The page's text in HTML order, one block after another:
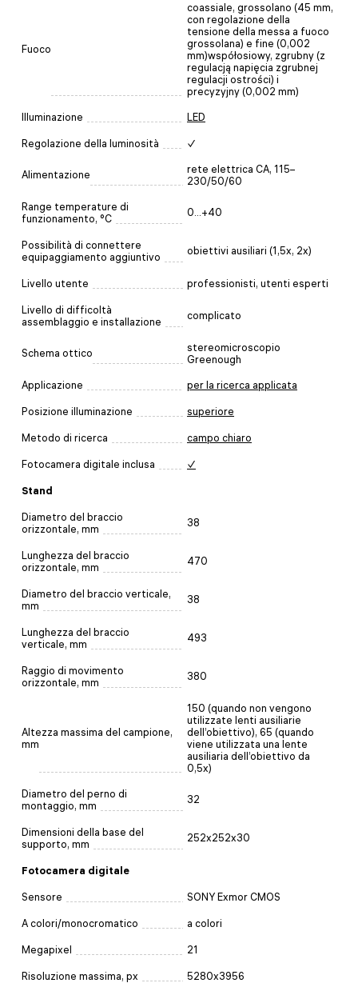
Fuoco
coassiale, grossolano (45 mm,
con regolazione della
tensione della messa a fuoco
grossolana) e fine (0,002
mm)współosiowy, zgrubny (z
regulacją napięcia zgrubnej
regulacji ostrości) i
precyzyjny (0,002 mm)
Illuminazione LED
Regolazione della luminosità ✓
Alimentazione
rete elettrica CA, 115–
230/50/60
Range temperature di
funzionamento, °C
0...+40
Possibilità di connettere
equipaggiamento aggiuntivo
obiettivi ausiliari (1,5х, 2х)
Livello utente professionisti, utenti esperti
Livello di difficoltà
assemblaggio e installazione
complicato
Schema ottico
stereomicroscopio
Greenough
Applicazione per la ricerca applicata
Posizione illuminazione superiore
Metodo di ricerca campo chiaro
Fotocamera digitale inclusa ✓
Stand
Diametro del braccio
orizzontale, mm
38
Lunghezza del braccio
orizzontale, mm
470
Diametro del braccio verticale,
mm
38
Lunghezza del braccio
verticale, mm
493
Raggio di movimento
orizzontale, mm
380
Altezza massima del campione,
mm
150 (quando non vengono
utilizzate lenti ausiliarie
dell’obiettivo), 65 (quando
viene utilizzata una lente
ausiliaria dell’obiettivo da
0,5x)
Diametro del perno di
montaggio, mm
32
Dimensioni della base del
supporto, mm
252x252x30
Fotocamera digitale
Sensore SONY Exmor CMOS
A colori/monocromatico a colori
Megapixel 21
Risoluzione massima, px 5280x3956